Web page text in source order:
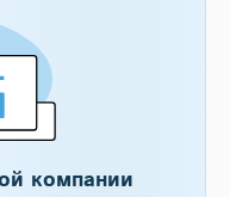
компании